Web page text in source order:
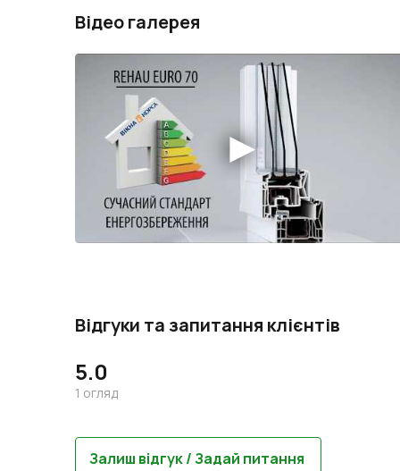
Відео галерея
Відгуки та запитання клієнтів
5.0
1 огляд
Залиш відгук / Задай питання